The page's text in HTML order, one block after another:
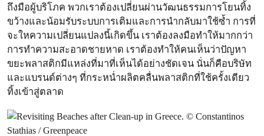
ถึงมือผู้บริโภค พวกเราต้องเปลี่ยนผ่านวัฒนธรรมการโยนทิ้ง
ขว้างและน้อมรับระบบการเติมและการนำกลับมาใช้ซ้ำ การที่
จะใหความเปลี่ยนแปลงนี้เกิดขึ้น เราต้องลงมือทำให้มากกว่า
การทำความสะอาดชายหาด เราต้องทำให้คนเห็นว่าปัญหา
ขยะพลาสติกมีแหล่งที่มาที่เห็นได้อย่างชัดเจน นั่นก็คือบริษัท
และแบรนด์ต่างๆ ที่กระหน่ำผลิตคลื่นพลาสติกที่ใช้ครั้งเดียว
ทิ้งเข้าสู่ตลาด